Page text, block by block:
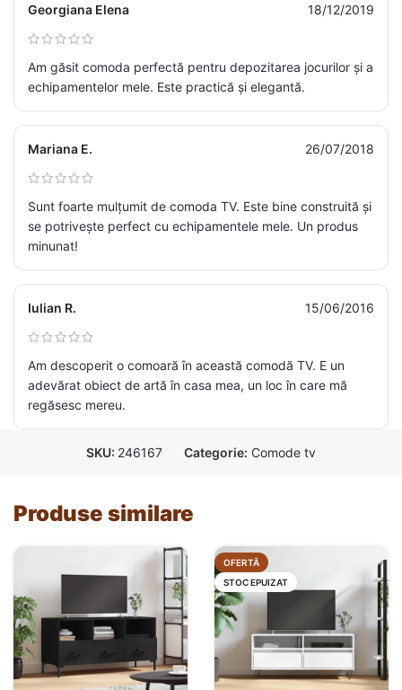
Georgiana Elena 18/12/2019
Am găsit comoda perfectă pentru depozitarea jocurilor și a
echipamentelor mele. Este practică și elegantă.
Mariana E. 26/07/2018
Sunt foarte mulțumit de comoda TV. Este bine construită și
se potrivește perfect cu echipamentele mele. Un produs
minunat!
Iulian R. 15/06/2016
Am descoperit o comoară în această comodă TV. E un
adevărat obiect de artă în casa mea, un loc în care mă
regăsesc mereu.
SKU: 246167 Categorie: Comode tv
Produse similare
OFERTĂ
STOC EPUIZAT